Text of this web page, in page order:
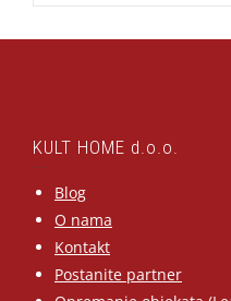
KULT HOME d.o.o.
Blog
O nama
Kontakt
Postanite partner